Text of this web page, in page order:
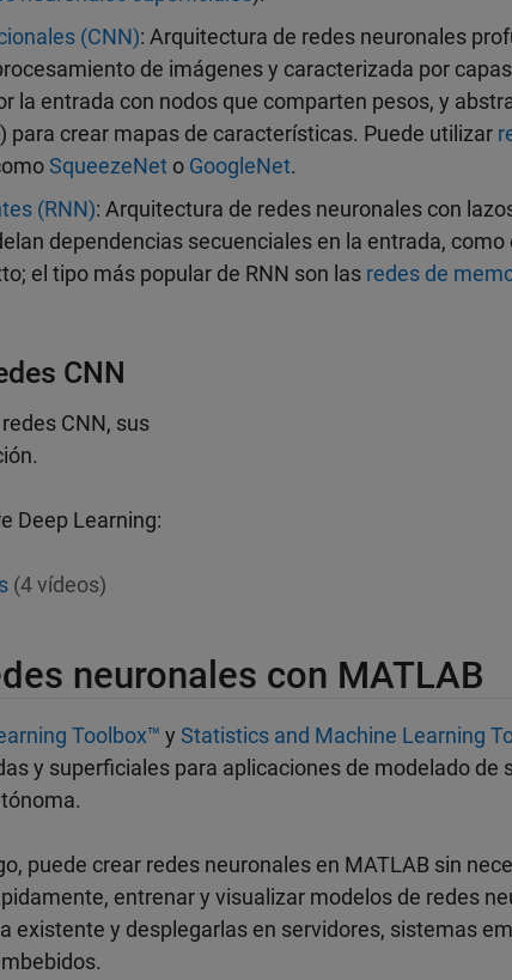
(CNN): Arquitectura de redes neuronales
de imágenes y caracterizada por
la entrada con nodos que comparten pesos, y
para crear mapas de características. Puede utilizar
SqueezeNet o GoogleNet.
(RNN): Arquitectura de redes neuronales con
dependencias secuenciales en la entrada, como
el tipo más popular de RNN son las redes de
CNN
CNN, sus
Deep Learning:
(4 vídeos)
neuronales con MATLAB
Toolbox™ y Statistics and Machine Learning
y superficiales para aplicaciones de modelado de
puede crear redes neuronales en MATLAB sin
entrenar y visualizar modelos de redes
existente y desplegarlas en servidores, sistemas